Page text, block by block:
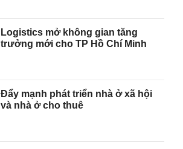
Logistics mở không gian tăng
trưởng mới cho TP Hồ Chí Minh
Đẩy mạnh phát triển nhà ở xã hội
và nhà ở cho thuê